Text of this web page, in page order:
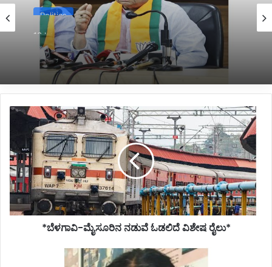
Politics
13 hours ago
*ಹೊರಟ್ಟಿಯವರಿಂದ ರಾಜೀನಾಮೆ ಪಡೆದ ಸರ್ಕಾರದ ನಡೆ
ಪರಿಷತ್ ಇಹಾಸದಲ್ಲಿ ಕಪ್ಪು ಚುಕ್ಕೆ:ಬಸವರಾಜ ಬೊಮ್ಮಾಯಿ*
*ಬೆಳಗಾವಿ-
ಮೈಸೂರಿನ
ಓಡಲಿದೆ
ವಿಶೇಷ
ರೈಲು*
*ಬೆಳಗಾವಿ-ಮೈಸೂರಿನ ನಡುವೆ ಓಡಲಿದೆ ವಿಶೇಷ ರೈಲು*